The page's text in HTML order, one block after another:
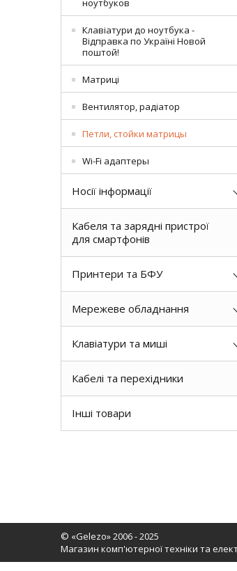
ноутбуков
Клавіатури до ноутбука -
Відправка по Україні Новой
поштой!
Матриці
Вентилятор, радіатор
Петли, стойки матрицы
Wi-Fi адаптеры
Носії інформації
Кабеля та зарядні пристрої
для смартфонів
Принтери та БФУ
Мережеве обладнання
Клавіатури та миші
Кабелі та перехідники
Інші товари
© «Gelezo» 2006 - 2025
Магазин комп'ютерної техніки та